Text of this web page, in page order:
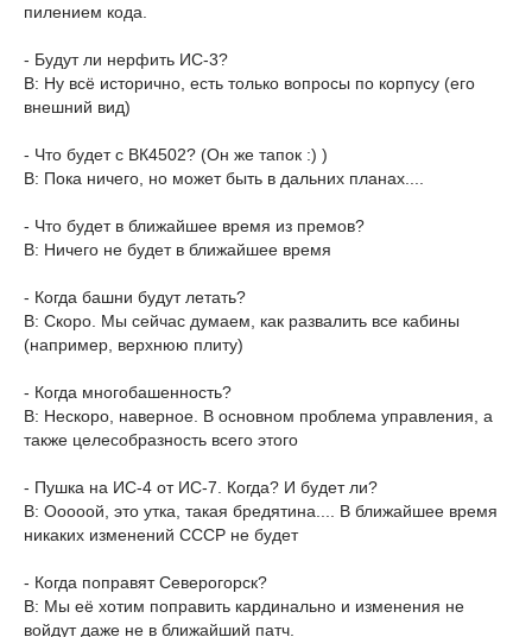
пилением кода.
- Будут ли нерфить ИС-3?
В: Ну всё исторично, есть только вопросы по корпусу (его
внешний вид)
- Что будет с ВК4502? (Он же тапок :) )
В: Пока ничего, но может быть в дальних планах....
- Что будет в ближайшее время из премов?
В: Ничего не будет в ближайшее время
- Когда башни будут летать?
В: Скоро. Мы сейчас думаем, как развалить все кабины
(например, верхнюю плиту)
- Когда многобашенность?
В: Нескоро, наверное. В основном проблема управления, а
также целесобразность всего этого
- Пушка на ИС-4 от ИС-7. Когда? И будет ли?
В: Ооооой, это утка, такая бредятина.... В ближайшее время
никаких изменений СССР не будет
- Когда поправят Северогорск?
В: Мы её хотим поправить кардинально и изменения не
войдут даже не в ближайший патч.